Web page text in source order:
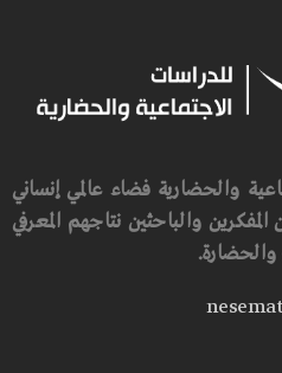
والحضارية فضاء عالمي إنساني
والباحثين نتاجهم المعرفي
والحضارة.